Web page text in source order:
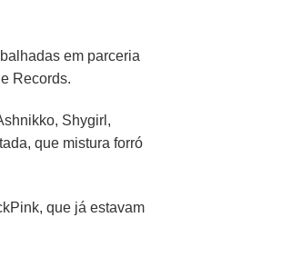
em parceria
Records.
Shygirl,
que mistura forró
que já estavam